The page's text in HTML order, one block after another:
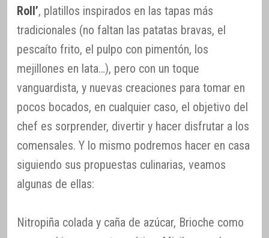
Roll’, platillos inspirados en las tapas más
tradicionales (no faltan las patatas bravas, el
pescaíto frito, el pulpo con pimentón, los
mejillones en lata…), pero con un toque
vanguardista, y nuevas creaciones para tomar en
pocos bocados, en cualquier caso, el objetivo del
chef es sorprender, divertir y hacer disfrutar a los
comensales. Y lo mismo podremos hacer en casa
siguiendo sus propuestas culinarias, veamos
algunas de ellas:
Nitropiña colada y caña de azúcar, Brioche como